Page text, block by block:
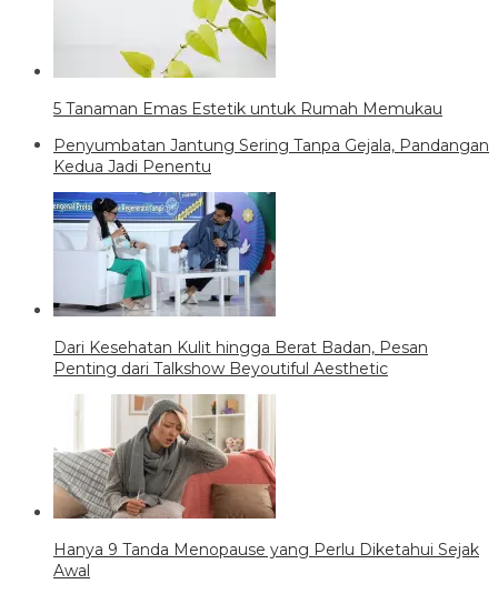
5 Tanaman Emas Estetik untuk Rumah Memukau
Penyumbatan Jantung Sering Tanpa Gejala, Pandangan
Kedua Jadi Penentu
Dari Kesehatan Kulit hingga Berat Badan, Pesan
Penting dari Talkshow Beyoutiful Aesthetic
Hanya 9 Tanda Menopause yang Perlu Diketahui Sejak
Awal